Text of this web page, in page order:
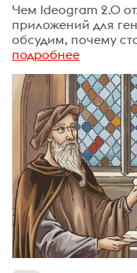
Чем Ideogram 2.0
приложений для
обсудим, почему
подробнее